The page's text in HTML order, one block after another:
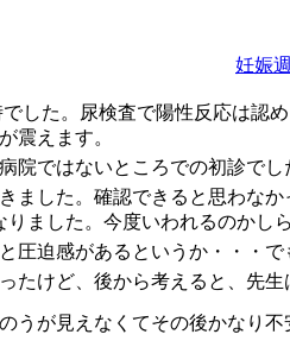
妊娠
した。尿検査で陽性反応は認
震えます。
院ではないところでの初診で
ました。確認できると思わな
ました。今度いわれるのかし
圧迫感があるというか・・・
たけど、後から考えると、先
うが見えなくてその後かなり不